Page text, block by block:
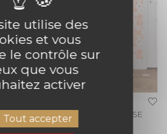
PAPIER PEINT FLORA ROSE
LAYETTE
utilise des
et vous
le contrôle sur
que vous
activer
Tout accepter